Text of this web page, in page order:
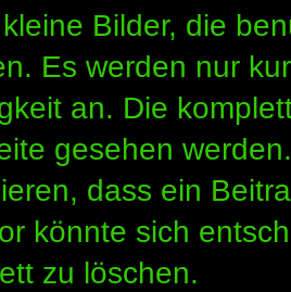
Bilder, die
Es werden nur
an. Die
gesehen
dass ein
könnte sich
zu löschen.